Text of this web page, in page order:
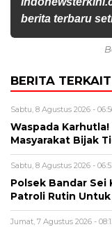
berita terbaru
BERITA TERKAIT
Sabtu, 8 Agustus 2026 -
Waspada
Masyarakat Bijak
Sabtu, 8 Agustus 2026 -
Polsek Bandar Sei
Patroli Rutin
Jumat, 7 Agustus 2026 -